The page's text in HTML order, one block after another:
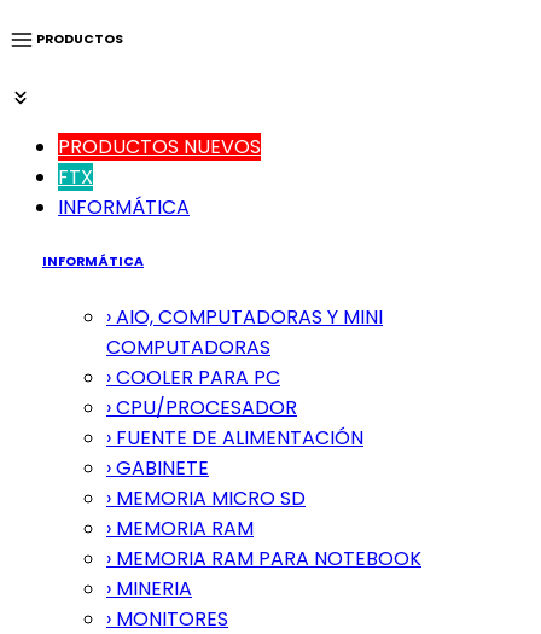
PRODUCTOS
PRODUCTOS NUEVOS
FTX
INFORMÁTICA
INFORMÁTICA
› AIO, COMPUTADORAS Y MINI
COMPUTADORAS
› COOLER PARA PC
› CPU/PROCESADOR
› FUENTE DE ALIMENTACIÓN
› GABINETE
› MEMORIA MICRO SD
› MEMORIA RAM
› MEMORIA RAM PARA NOTEBOOK
› MINERIA
› MONITORES